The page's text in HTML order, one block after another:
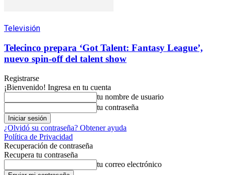
Televisión
Telecinco prepara ‘Got Talent: Fantasy League’,
nuevo spin-off del talent show
Registrarse
¡Bienvenido! Ingresa en tu cuenta
tu nombre de usuario
tu contraseña
¿Olvidó su contraseña? Obtener ayuda
Política de Privacidad
Recuperación de contraseña
Recupera tu contraseña
tu correo electrónico